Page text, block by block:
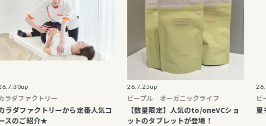
ァクトリー
ァクトリーから定番人気コ
紹介★
26.7.25up
ビープル オーガニックライフ
【数量限定】人気のto/oneVCショ
ットのタブレットが登場！
26.8.4up
ビープ
夏モ～満